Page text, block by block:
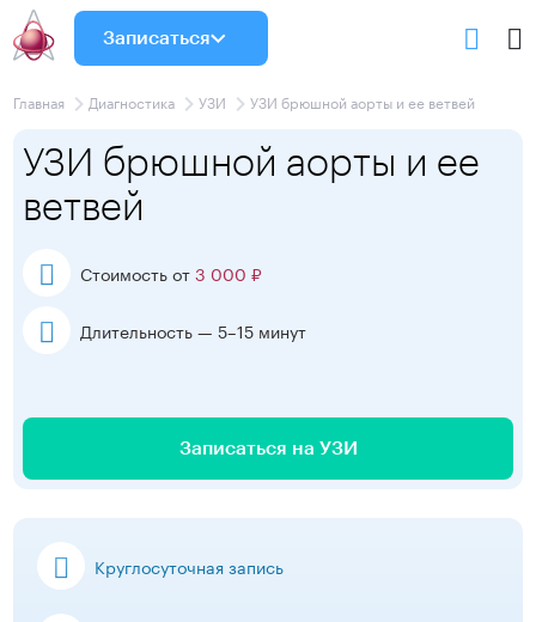
Записаться
Главная Диагностика УЗИ УЗИ брюшной аорты и ее ветвей
УЗИ брюшной аорты и ее
ветвей
Стоимость от3 000 ₽
Длительность — 5–15 минут
Записаться на УЗИ
Круглосуточная запись